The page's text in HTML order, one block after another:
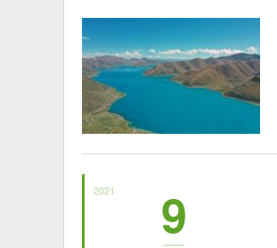
相册
2021 9